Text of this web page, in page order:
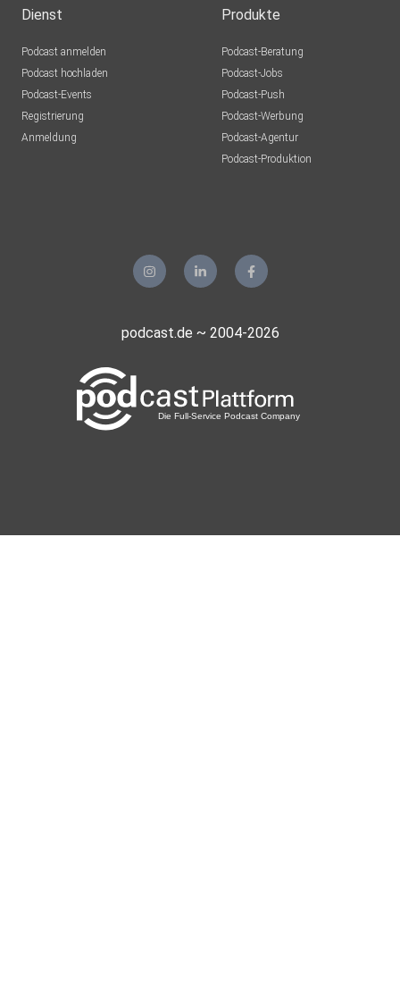
Dienst
Podcast anmelden
Podcast hochladen
Podcast-Events
Registrierung
Anmeldung
Produkte
Podcast-Beratung
Podcast-Jobs
Podcast-Push
Podcast-Werbung
Podcast-Agentur
Podcast-Produktion
podcast.de ~ 2004-2026